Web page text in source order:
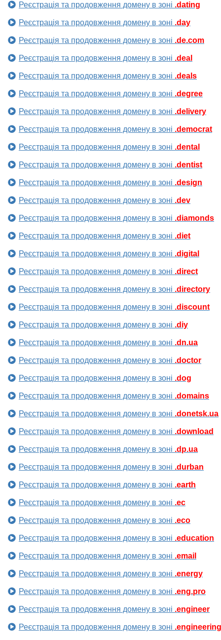
Реєстрація та продовження домену в зоні .dating
Реєстрація та продовження домену в зоні .day
Реєстрація та продовження домену в зоні .de.com
Реєстрація та продовження домену в зоні .deal
Реєстрація та продовження домену в зоні .deals
Реєстрація та продовження домену в зоні .degree
Реєстрація та продовження домену в зоні .delivery
Реєстрація та продовження домену в зоні .democrat
Реєстрація та продовження домену в зоні .dental
Реєстрація та продовження домену в зоні .dentist
Реєстрація та продовження домену в зоні .design
Реєстрація та продовження домену в зоні .dev
Реєстрація та продовження домену в зоні .diamonds
Реєстрація та продовження домену в зоні .diet
Реєстрація та продовження домену в зоні .digital
Реєстрація та продовження домену в зоні .direct
Реєстрація та продовження домену в зоні .directory
Реєстрація та продовження домену в зоні .discount
Реєстрація та продовження домену в зоні .diy
Реєстрація та продовження домену в зоні .dn.ua
Реєстрація та продовження домену в зоні .doctor
Реєстрація та продовження домену в зоні .dog
Реєстрація та продовження домену в зоні .domains
Реєстрація та продовження домену в зоні .donetsk.ua
Реєстрація та продовження домену в зоні .download
Реєстрація та продовження домену в зоні .dp.ua
Реєстрація та продовження домену в зоні .durban
Реєстрація та продовження домену в зоні .earth
Реєстрація та продовження домену в зоні .ec
Реєстрація та продовження домену в зоні .eco
Реєстрація та продовження домену в зоні .education
Реєстрація та продовження домену в зоні .email
Реєстрація та продовження домену в зоні .energy
Реєстрація та продовження домену в зоні .eng.pro
Реєстрація та продовження домену в зоні .engineer
Реєстрація та продовження домену в зоні .engineering